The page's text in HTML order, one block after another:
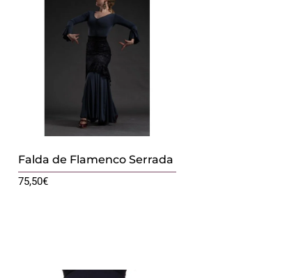
Falda de Flamenco Serrada
75,50€